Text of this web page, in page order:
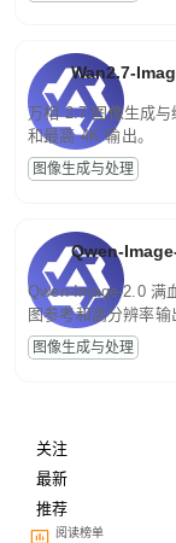
Wan2.7-
万相 2.7 图像生成
和最高 4K 输出。
图像生成与处理
Qwen-
Qwen-Image-2.0 满
图参考和高分辨率输
图像生成与处理
关注
最新
推荐
阅读榜单